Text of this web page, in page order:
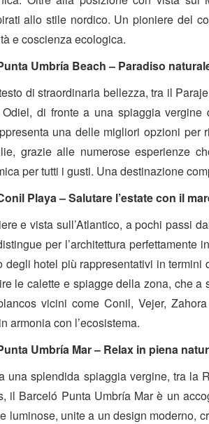
allo stile nordico. Un pioniere del
e coscienza ecologica.
Umbría Beach – Paradiso
di straordinaria bellezza, tra il
di fronte a una spiaggia
una delle migliori opzioni per
grazie alle numerose esperienze
per tutti i gusti. Una destinazione
Playa – Salutare l’estate con il
e vista sull’Atlantico, a pochi passi
per l’architettura perfettamente
degli hotel più rappresentativi in
le calette e spiagge della zona, che
vicini come Conil, Vejer,
armonia con l’ecosistema.
Umbría Mar – Relax in piena
una splendida spiaggia vergine, tra
il Barceló Punta Umbría Mar è un
luminose, unite a un design moderno,